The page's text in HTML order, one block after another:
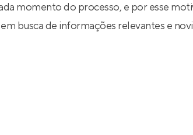
momento do processo, e por esse
busca de informações relevantes e